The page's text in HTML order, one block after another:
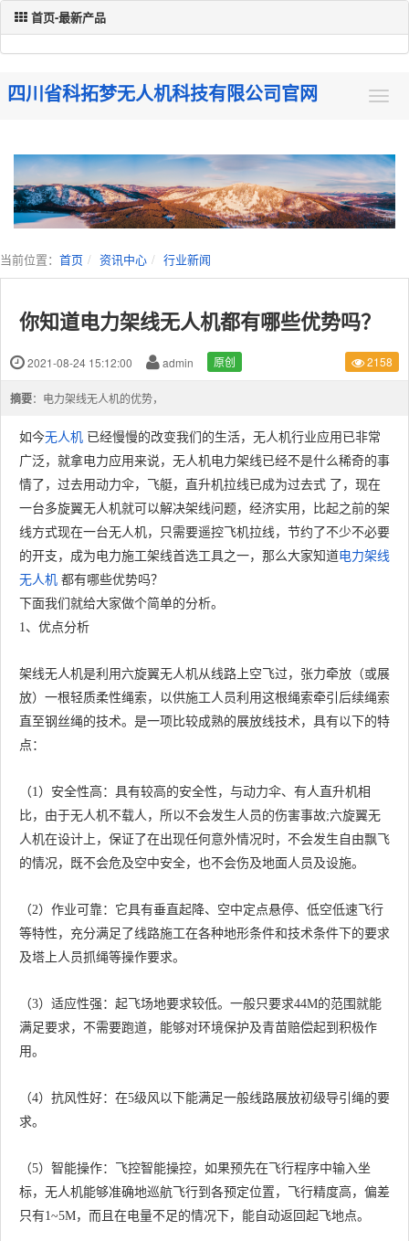
首页-最新产品
四川省科拓梦无人机科技有限公司官网
当前位置： 首页 资讯中心 行业新闻
你知道电力架线无人机都有哪些优势吗？
2021-08-24 15:12:00 admin 原创 2158
摘要：电力架线无人机的优势，
如今无人机 已经慢慢的改变我们的生活，无人机行业应用已非常
广泛，就拿电力应用来说，无人机电力架线已经不是什么稀奇的事
情了，过去用动力伞，飞艇，直升机拉线已成为过去式 了，现在
一台多旋翼无人机就可以解决架线问题，经济实用，比起之前的架
线方式现在一台无人机，只需要遥控飞机拉线，节约了不少不必要
的开支，成为电力施工架线首选工具之一，那么大家知道电力架线
无人机 都有哪些优势吗？
下面我们就给大家做个简单的分析。
1、优点分析
架线无人机是利用六旋翼无人机从线路上空飞过，张力牵放（或展
放）一根轻质柔性绳索，以供施工人员利用这根绳索牵引后续绳索
直至钢丝绳的技术。是一项比较成熟的展放线技术，具有以下的特
点：
（1）安全性高：具有较高的安全性，与动力伞、有人直升机相
比，由于无人机不载人，所以不会发生人员的伤害事故;六旋翼无
人机在设计上，保证了在出现任何意外情况时，不会发生自由飘飞
的情况，既不会危及空中安全，也不会伤及地面人员及设施。
（2）作业可靠：它具有垂直起降、空中定点悬停、低空低速飞行
等特性，充分满足了线路施工在各种地形条件和技术条件下的要求
及塔上人员抓绳等操作要求。
（3）适应性强：起飞场地要求较低。一般只要求44M的范围就能
满足要求，不需要跑道，能够对环境保护及青苗赔偿起到积极作
用。
（4）抗风性好：在5级风以下能满足一般线路展放初级导引绳的要
求。
（5）智能操作：飞控智能操控，如果预先在飞行程序中输入坐
标，无人机能够准确地巡航飞行到各预定位置，飞行精度高，偏差
只有1~5M，而且在电量不足的情况下，能自动返回起飞地点。